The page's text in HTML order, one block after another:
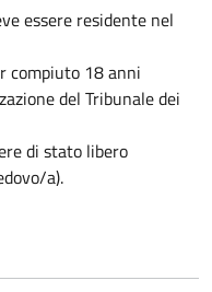
essere residente nel
compiuto 18 anni
del Tribunale dei
di stato libero
a).